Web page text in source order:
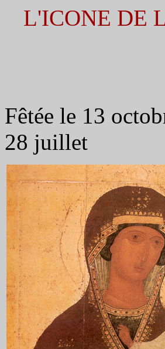
L'ICONE DE
Fêtée le 13
28 juillet